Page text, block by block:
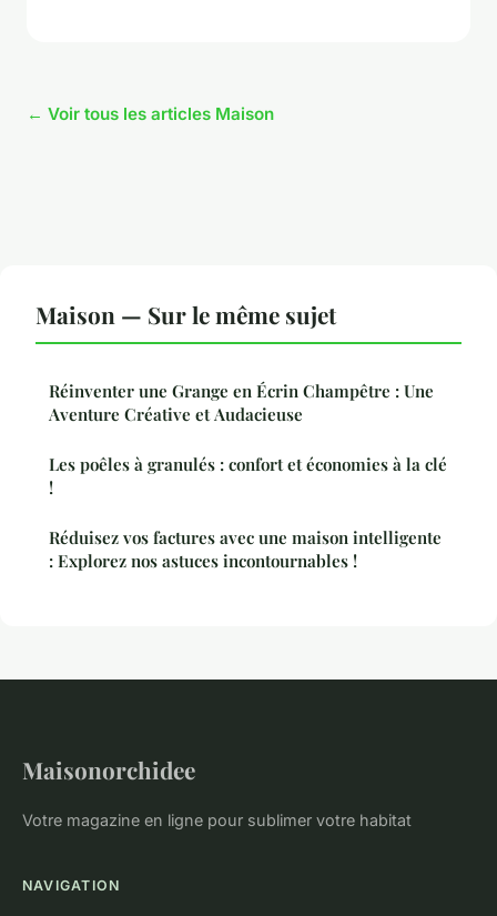
← Voir tous les articles Maison
Maison — Sur le même sujet
Réinventer une Grange en Écrin Champêtre : Une
Aventure Créative et Audacieuse
Les poêles à granulés : confort et économies à la clé
!
Réduisez vos factures avec une maison intelligente
: Explorez nos astuces incontournables !
Maisonorchidee
Votre magazine en ligne pour sublimer votre habitat
NAVIGATION